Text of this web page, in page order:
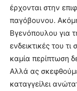
έρχονται στην
παγόβουνου.
Βγενόπουλου για
ενδεικτικές του τι
καμία περίπτωση
Αλλά ας
καταγγείλει